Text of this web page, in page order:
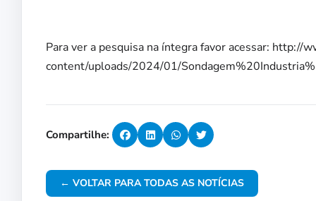
Para ver a pesquisa na íntegra favor acessar: http://
content/uploads/2024/01/
Compartilhe:
← VOLTAR PARA TODAS AS NOTÍCIAS